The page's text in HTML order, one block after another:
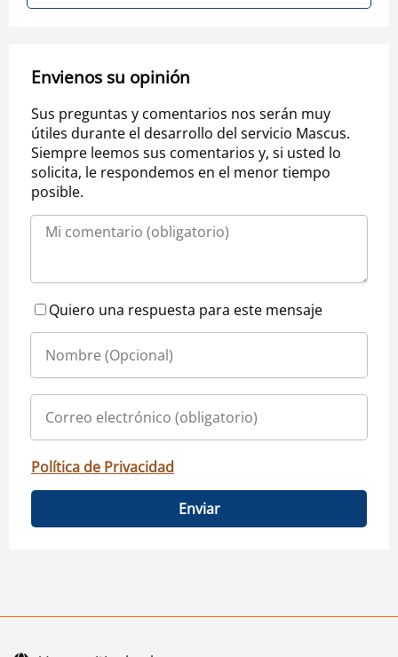
Envienos su opinión
Sus preguntas y comentarios nos serán muy
útiles durante el desarrollo del servicio Mascus.
Siempre leemos sus comentarios y, si usted lo
solicita, le respondemos en el menor tiempo
posible.
Quiero una respuesta para este mensaje
Política de Privacidad
Enviar